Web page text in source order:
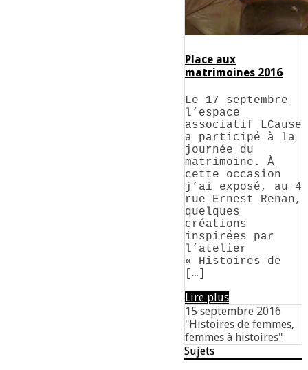
Place aux
matrimoines 2016
Le 17 septembre
l’espace
associatif LCause
a participé à la
journée du
matrimoine. À
cette occasion
j’ai exposé, au 4
rue Ernest Renan,
quelques
créations
inspirées par
l’atelier
« Histoires de
[…]
Lire plus
15 septembre 2016
"Histoires de femmes,
femmes à histoires"
Sujets